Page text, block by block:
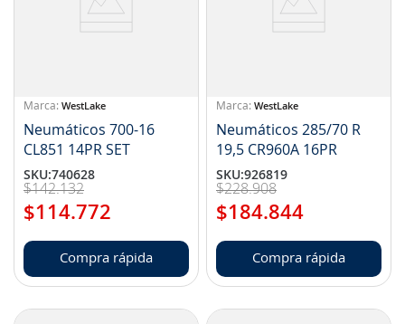
WestLake
Neumáticos 700-16
CL851 14PR SET
SKU:740628
$142.132
$114.772
Compra rápida
WestLake
Neumáticos 285/70 R
19,5 CR960A 16PR
SKU:926819
$228.908
$184.844
Compra rápida